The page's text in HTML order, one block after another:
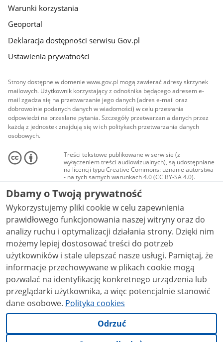
Warunki korzystania
Geoportal
Deklaracja dostępności serwisu Gov.pl
Ustawienia prywatności
Strony dostępne w domenie www.gov.pl mogą zawierać adresy skrzynek
mailowych. Użytkownik korzystający z odnośnika będącego adresem e-
mail zgadza się na przetwarzanie jego danych (adres e-mail oraz
dobrowolnie podanych danych w wiadomości) w celu przesłania
odpowiedzi na przesłane pytania. Szczegóły przetwarzania danych przez
każdą z jednostek znajdują się w ich politykach przetwarzania danych
osobowych.
Treści tekstowe publikowane w serwisie (z
wyłączeniem treści audiowizualnych), są udostępniane
na licencji typu Creative Commons: uznanie autorstwa
- na tych samych warunkach 4.0 (CC BY-SA 4.0).
Materiały audiowizualne, w tym zdjęcia, materiały
audio i wideo, są udostępniane na licencji typu
Creative Commons: uznanie autorstwa użycie
niekomercyjne - bez utworów zależnych 4.0 (CC BY-
NC-ND 4.0), o ile nie jest to stwierdzone inaczej.
Dbamy o Twoją prywatność
Wykorzystujemy pliki cookie w celu zapewnienia
prawidłowego funkcjonowania naszej witryny oraz do
analizy ruchu i optymalizacji działania strony. Dzięki nim
możemy lepiej dostosować treści do potrzeb
użytkowników i stale ulepszać nasze usługi. Pamiętaj, że
informacje przechowywane w plikach cookie mogą
pozwalać na identyfikację konkretnego urządzenia lub
przeglądarki użytkownika, a więc potencjalnie stanowić
dane osobowe. Polityka cookies
Odrzuć